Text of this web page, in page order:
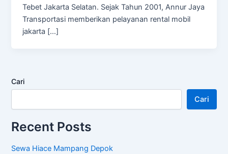
Tebet Jakarta Selatan. Sejak Tahun 2001, Annur Jaya
Transportasi memberikan pelayanan rental mobil
jakarta […]
Cari
Cari
Recent Posts
Sewa Hiace Mampang Depok